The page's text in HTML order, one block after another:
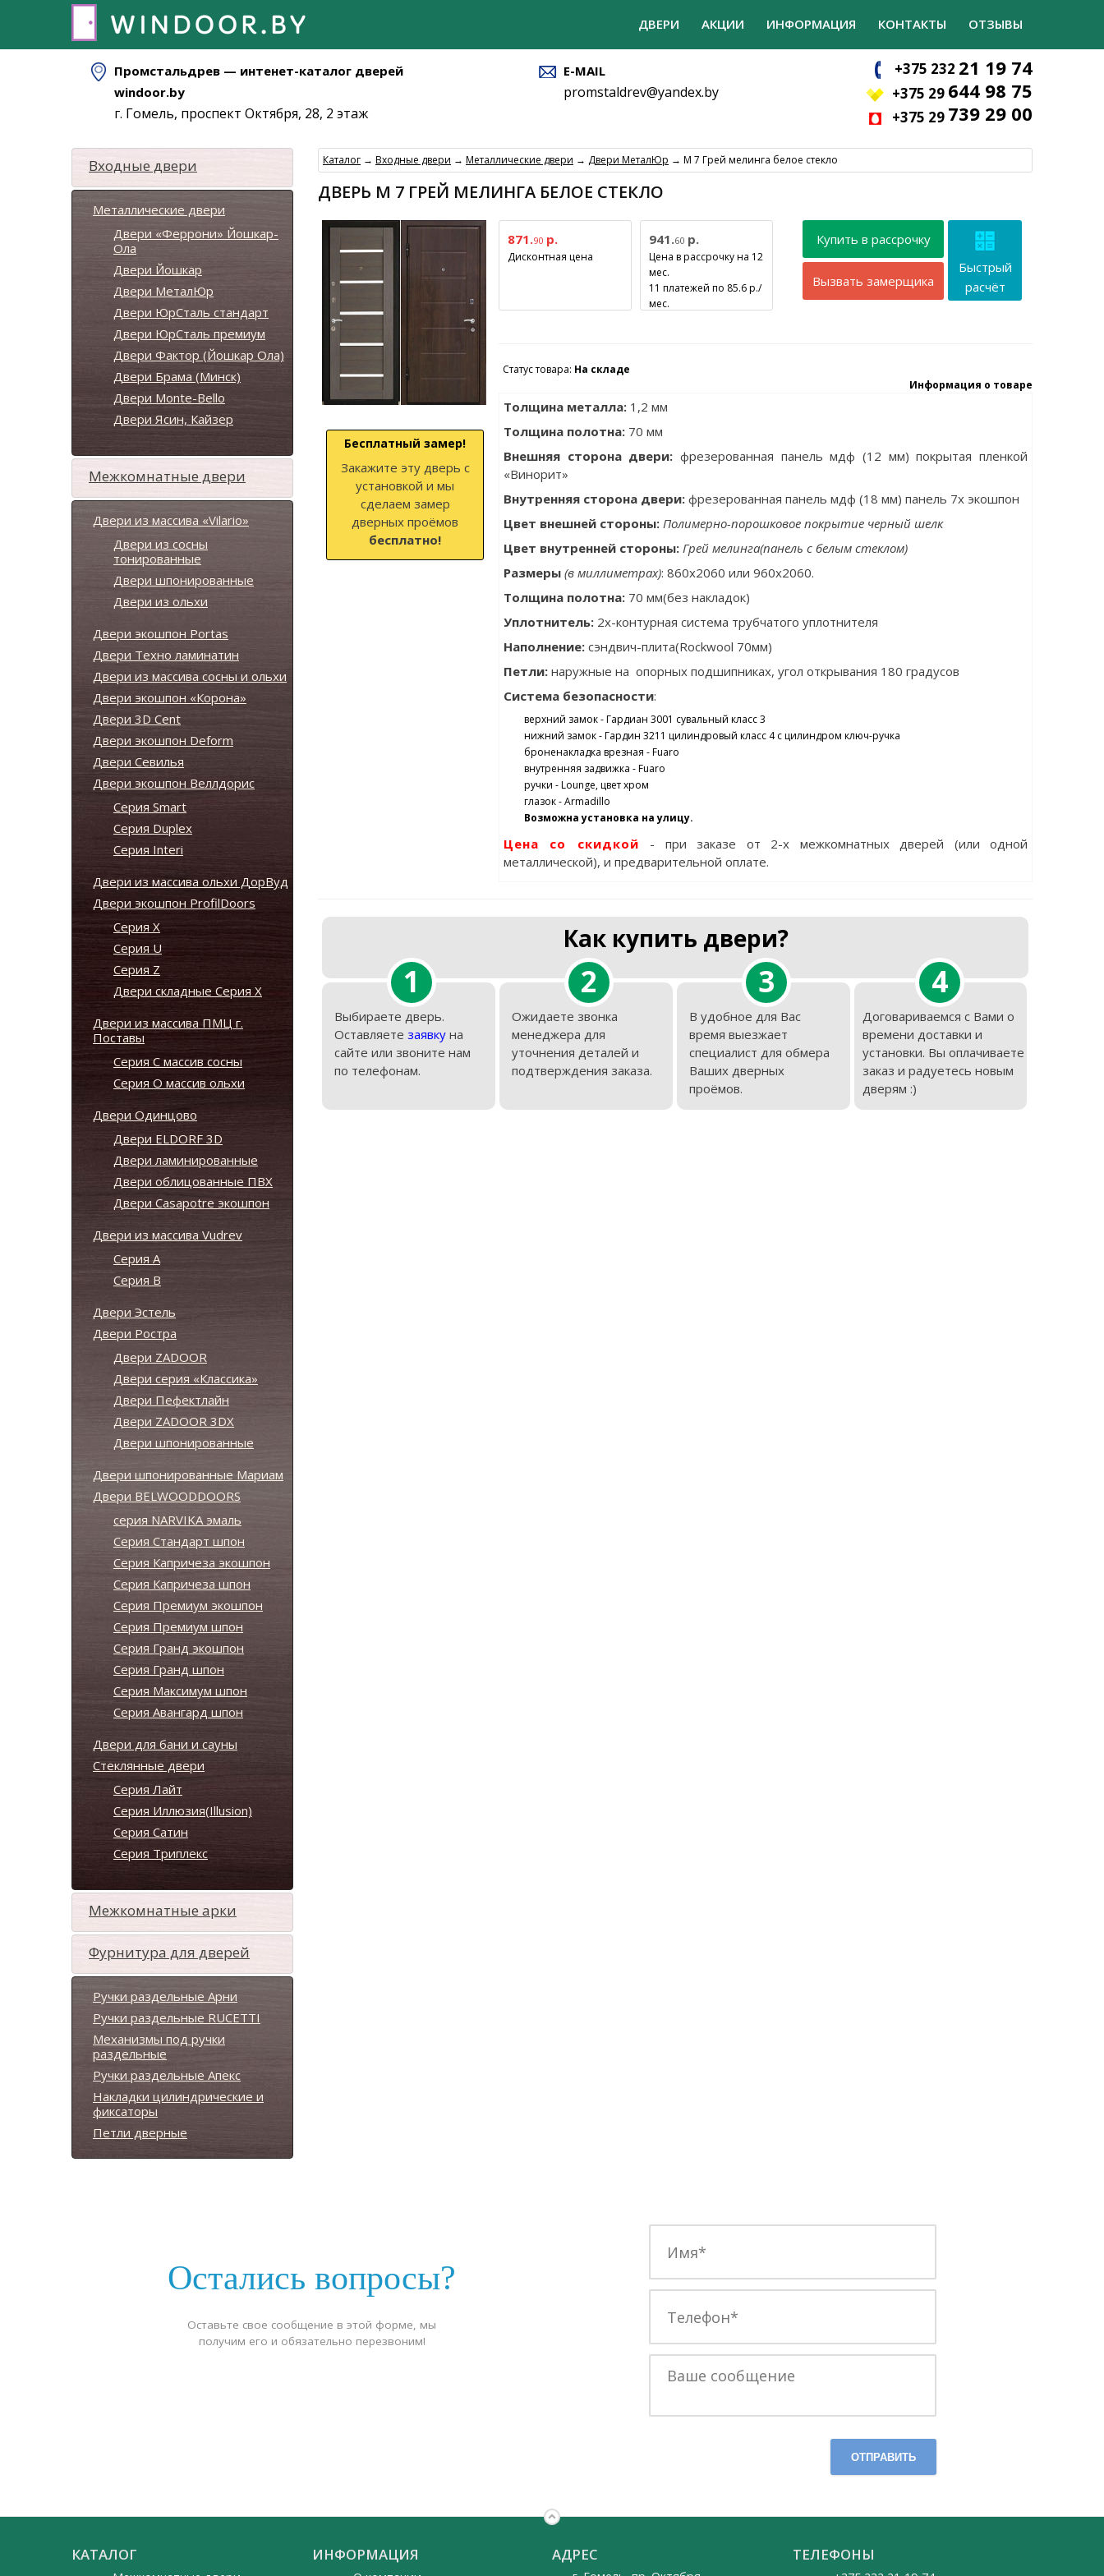
ДВЕРИ АКЦИИ ИНФОРМАЦИЯ КОНТАКТЫ ОТЗЫВЫ
Промстальдрев — интенет-каталог дверей
windoor.by
г. Гомель, проспект Октября, 28, 2 этаж
E-MAIL
promstaldrev@yandex.by
+375 232 21 19 74
+375 29 644 98 75
+375 29 739 29 00
Входные двери
Металлические двери
Двери «Феррони» Йошкар-
Ола
Двери Йошкар
Двери МеталЮр
Двери ЮрСталь стандарт
Двери ЮрСталь премиум
Двери Фактор (Йошкар Ола)
Двери Брама (Минск)
Двери Monte-Bello
Двери Ясин, Кайзер
Межкомнатные двери
Двери из массива «Vilario»
Двери из сосны
тонированные
Двери шпонированные
Двери из ольхи
Двери экошпон Portas
Двери Техно ламинатин
Двери из массива сосны и ольхи
Двери экошпон «Корона»
Двери 3D Cent
Двери экошпон Deform
Двери Севилья
Двери экошпон Веллдорис
Серия Smart
Серия Duplex
Серия Interi
Двери из массива ольхи ДорВуд
Двери экошпон ProfilDoors
Серия X
Серия U
Серия Z
Двери складные Серия Х
Двери из массива ПМЦ г.
Поставы
Серия С массив сосны
Серия О массив ольхи
Двери Одинцово
Двери ELDORF 3D
Двери ламинированные
Двери облицованные ПВХ
Двери Casapotre экошпон
Двери из массива Vudrev
Серия А
Серия B
Двери Эстель
Двери Ростра
Двери ZADOOR
Двери серия «Классика»
Двери Пефектлайн
Двери ZADOOR 3DX
Двери шпонированные
Двери шпонированные Мариам
Двери BELWOODDOORS
серия NARVIKA эмаль
Серия Стандарт шпон
Серия Капричеза экошпон
Серия Капричеза шпон
Серия Премиум экошпон
Серия Премиум шпон
Серия Гранд экошпон
Серия Гранд шпон
Серия Максимум шпон
Серия Авангард шпон
Двери для бани и сауны
Стеклянные двери
Серия Лайт
Серия Иллюзия(Illusion)
Серия Сатин
Серия Триплекс
Межкомнатные арки
Фурнитура для дверей
Ручки раздельные Арни
Ручки раздельные RUCETTI
Механизмы под ручки
раздельные
Ручки раздельные Апекс
Накладки цилиндрические и
фиксаторы
Петли дверные
Каталог → Входные двери → Металлические двери → Двери МеталЮр → М 7 Грей мелинга белое стекло
ДВЕРЬ М 7 ГРЕЙ МЕЛИНГА БЕЛОЕ СТЕКЛО
Бесплатный замер!
Закажите эту дверь с
установкой и мы
сделаем замер
дверных проёмов
бесплатно!
871.90 р.
Дисконтная цена
941.60 р.
Цена в рассрочку на 12
мес.
11 платежей по 85.6 р./
мес.
Купить в рассрочку
Вызвать замерщика
Быстрый
расчёт
Статус товара: На складе
Информация о товаре
Толщина металла: 1,2 мм
Толщина полотна: 70 мм
Внешняя сторона двери: фрезерованная панель мдф (12 мм) покрытая пленкой
«Винорит»
Внутренняя сторона двери: фрезерованная панель мдф (18 мм) панель 7х экошпон
Цвет внешней стороны: Полимерно-порошковое покрытие черный шелк
Цвет внутренней стороны: Грей мелинга(панель с белым стеклом)
Размеры (в миллиметрах): 860x2060 или 960x2060.
Толщина полотна: 70 мм(без накладок)
Уплотнитель: 2х-контурная система трубчатого уплотнителя
Наполнение: сэндвич-плита(Rockwool 70мм)
Петли: наружные на опорных подшипниках, угол открывания 180 градусов
Система безопасности:
верхний замок - Гардиан 3001 сувальный класс 3
нижний замок - Гардин 3211 цилиндровый класс 4 с цилиндром ключ-ручка
броненакладка врезная - Fuaro
внутренняя задвижка - Fuaro
ручки - Lounge, цвет хром
глазок - Armadillo
Возможна установка на улицу.
Цена со скидкой - при заказе от 2-х межкомнатных дверей (или одной
металлической), и предварительной оплате.
Как купить двери?
1
Выбираете дверь.
Оставляете заявку на
сайте или звоните нам
по телефонам.
2
Ожидаете звонка
менеджера для
уточнения деталей и
подтверждения заказа.
3
В удобное для Вас
время выезжает
специалист для обмера
Ваших дверных
проёмов.
4
Договариваемся с Вами о
времени доставки и
установки. Вы оплачиваете
заказ и радуетесь новым
дверям :)
Остались вопросы?
Оставьте свое сообщение в этой форме, мы
получим его и обязательно перезвоним!
ОТПРАВИТЬ
КАТАЛОГ ИНФОРМАЦИЯ АДРЕС ТЕЛЕФОНЫ